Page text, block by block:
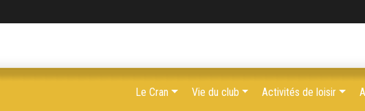
Le Cran Vie du club Activités de loisir